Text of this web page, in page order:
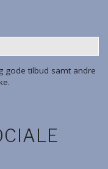
gode tilbud samt andre